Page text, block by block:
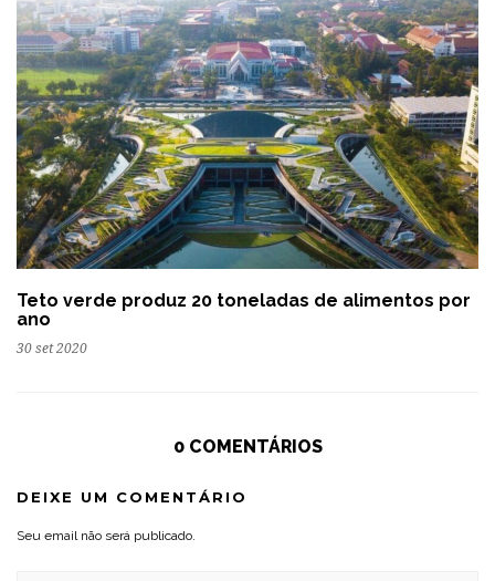
Teto verde produz 20 toneladas de alimentos por
ano
30 set 2020
0 COMENTÁRIOS
DEIXE UM COMENTÁRIO
Seu email não será publicado.